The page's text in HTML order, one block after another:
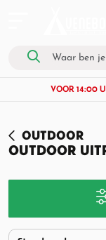
VOOR 14:00
OUTDOOR
OUTDOOR